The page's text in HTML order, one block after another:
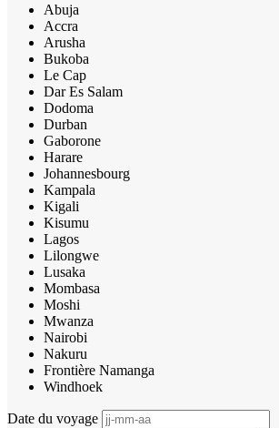
Abuja
Accra
Arusha
Bukoba
Le Cap
Dar Es Salam
Dodoma
Durban
Gaborone
Harare
Johannesbourg
Kampala
Kigali
Kisumu
Lagos
Lilongwe
Lusaka
Mombasa
Moshi
Mwanza
Nairobi
Nakuru
Frontière Namanga
Windhoek
Date du voyage